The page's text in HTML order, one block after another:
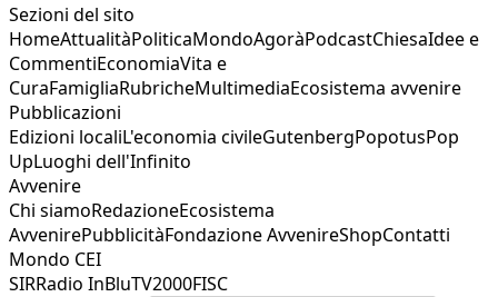
Sezioni del sito
HomeAttualitàPoliticaMondoAgoràPodcastChiesaIdee e
CommentiEconomiaVita e
CuraFamigliaRubricheMultimediaEcosistema avvenire
Pubblicazioni
Edizioni localiL'economia civileGutenbergPopotusPop
UpLuoghi dell'Infinito
Avvenire
Chi siamoRedazioneEcosistema
AvvenirePubblicitàFondazione AvvenireShopContatti
Mondo CEI
SIRRadio InBluTV2000FISC